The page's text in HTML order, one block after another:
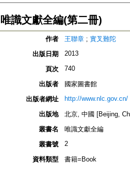
唯識文獻全編(第二冊)
作者 王聯章 ; 實叉難陀
出版日期
2013
頁次 740
出版者
國家圖書館
出版者網址
http://www.nlc.gov.cn/
出版地
北京, 中國 [Beijing,
叢書名
唯識文獻全編
叢書號
2
資料類型
書籍=Book